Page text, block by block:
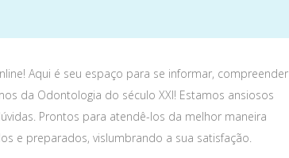
Aqui é seu espaço para se informar, compreender
da Odontologia do século XXI! Estamos ansiosos
Prontos para atendê-los da melhor maneira
e preparados, vislumbrando a sua satisfação.